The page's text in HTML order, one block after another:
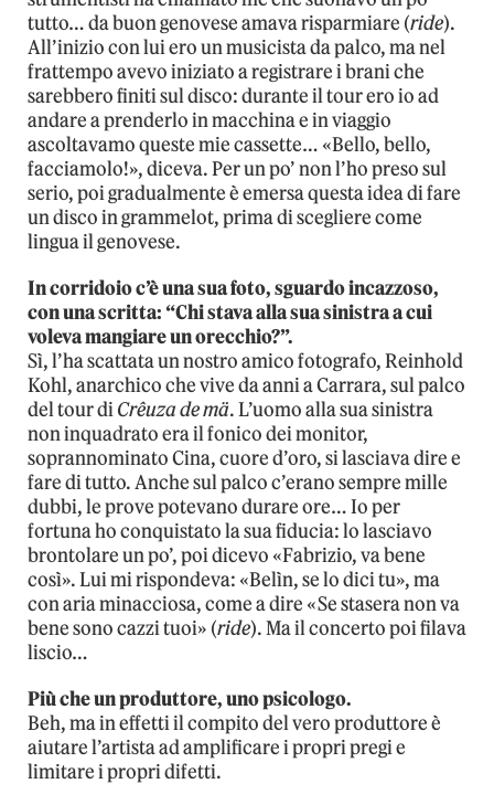
tutto… da buon genovese amava risparmiare (ride).
All’inizio con lui ero un musicista da palco, ma nel
frattempo avevo iniziato a registrare i brani che
sarebbero finiti sul disco: durante il tour ero io ad
andare a prenderlo in macchina e in viaggio
ascoltavamo queste mie cassette… «Bello, bello,
facciamolo!», diceva. Per un po’ non l’ho preso sul
serio, poi gradualmente è emersa questa idea di fare
un disco in grammelot, prima di scegliere come
lingua il genovese.
In corridoio c’è una sua foto, sguardo incazzoso,
con una scritta: “Chi stava alla sua sinistra a cui
voleva mangiare un orecchio?”.
Sì, l’ha scattata un nostro amico fotografo, Reinhold
Kohl, anarchico che vive da anni a Carrara, sul palco
del tour diCrêuza de mä. L’uomo alla sua sinistra
non inquadrato era il fonico dei monitor,
soprannominato Cina, cuore d’oro, si lasciava dire e
fare di tutto. Anche sul palco c’erano sempre mille
dubbi, le prove potevano durare ore… Io per
fortuna ho conquistato la sua fiducia: lo lasciavo
brontolare un po’, poi dicevo «Fabrizio, va bene
così». Lui mi rispondeva: «Belìn, se lo dici tu», ma
con aria minacciosa, come a dire «Se stasera non va
bene sono cazzi tuoi» (ride). Ma il concerto poi filava
liscio…
Più che un produttore, uno psicologo.
Beh, ma in effetti il compito del vero produttore è
aiutare l’artista ad amplificare i propri pregi e
limitare i propri difetti.